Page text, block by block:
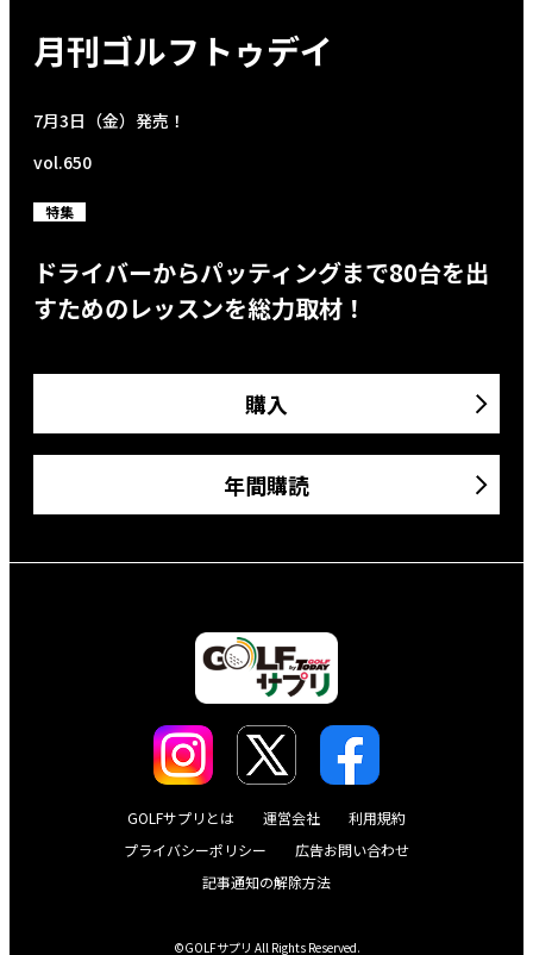
月刊ゴルフトゥデイ
7月3日（金）発売！
vol.650
特集
ドライバーからパッティングまで80台を出
すためのレッスンを総力取材！
購入
年間購読
GOLFサプリとは 運営会社
利用規約
プライバシーポリシー
広告お問い合わせ
記事通知の解除方法
©GOLFサプリ All Rights Reserved.